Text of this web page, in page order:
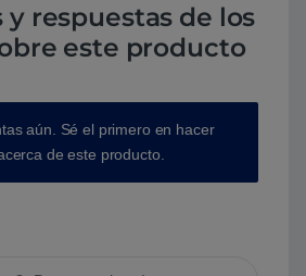
respuestas de los
este producto
aún. Sé el primero en hacer
de este producto.